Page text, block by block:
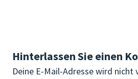
Hinterlassen Sie einen
Deine E-Mail-Adresse wird